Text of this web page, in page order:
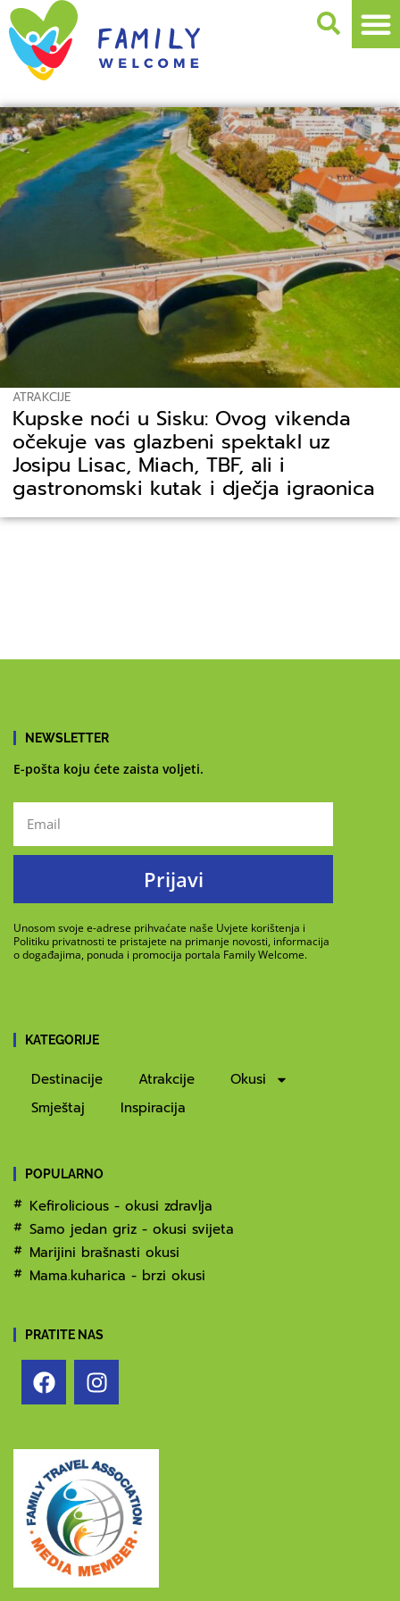
ATRAKCIJE
Kupske noći u Sisku: Ovog vikenda
očekuje vas glazbeni spektakl uz
Josipu Lisac, Miach, TBF, ali i
gastronomski kutak i dječja igraonica
NEWSLETTER
E-pošta koju ćete zaista voljeti.
Prijavi
Unosom svoje e-adrese prihvaćate naše Uvjete korištenja i
Politiku privatnosti te pristajete na primanje novosti, informacija
o događajima, ponuda i promocija portala Family Welcome.
KATEGORIJE
Destinacije Atrakcije
Okusi
Smještaj
Inspiracija
POPULARNO
Kefirolicious - okusi zdravlja
Samo jedan griz - okusi svijeta
Marijini brašnasti okusi
Mama.kuharica - brzi okusi
PRATITE NAS